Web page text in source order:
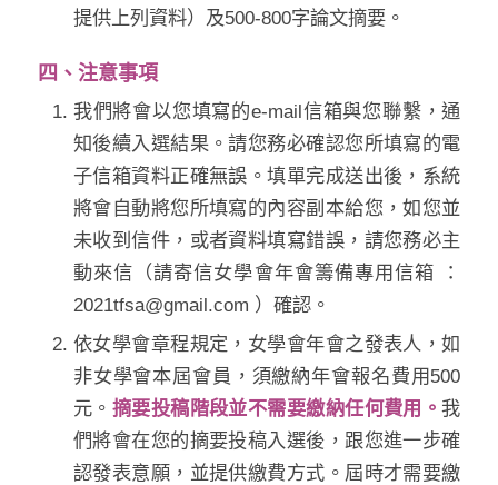
提供上列資料）及500-800字論文摘要。
四、注意事項
我們將會以您填寫的e-mail信箱與您聯繫，通
知後續入選結果。請您務必確認您所填寫的電
子信箱資料正確無誤。填單完成送出後，系統
將會自動將您所填寫的內容副本給您，如您並
未收到信件，或者資料填寫錯誤，請您務必主
動來信（請寄信女學會年會籌備專用信箱 ：
2021tfsa@gmail.com ）確認。
依女學會章程規定，女學會年會之發表人，如
非女學會本屆會員，須繳納年會報名費用500
元。 摘要投稿階段並不需要繳納任何費用。我
們將會在您的摘要投稿入選後，跟您進一步確
認發表意願，並提供繳費方式。屆時才需要繳